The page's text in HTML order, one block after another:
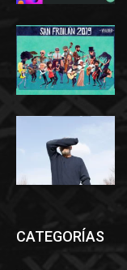
CATEGORÍAS